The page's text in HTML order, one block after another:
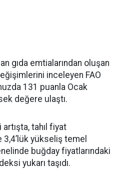
gıda emtialarından oluşan
inceleyen FAO
131 puanla Ocak
değere ulaştı.
tahıl fiyat
yükseliş temel
buğday fiyatlarındaki
yukarı taşıdı.